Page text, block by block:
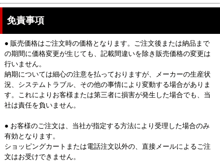
免責事項
● 販売価格はご注文時の価格となります。ご注文後または納品まで
の期間に価格変更が生じても、記載間違いを除き販売価格の変更は
行いません。
納期については細心の注意を払っておりますが、メーカーの生産状
況、システムトラブル、その他の事情により変動する場合がありま
す。これによりお客様または第三者に損害が発生した場合でも、当
社は責任を負いません。
● お客様のご注文は、当社が指定する方法により受理した場合のみ
有効となります。
ショッピングカートまたは電話注文以外の、直接メールによるご注
文はお受けできません。